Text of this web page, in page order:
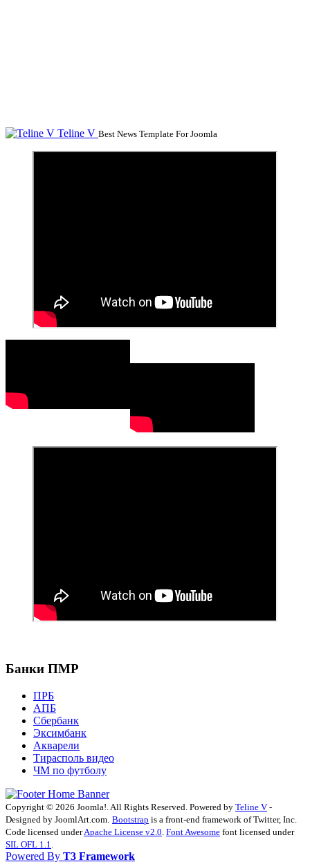
Teline V Best News Template For Joomla
Банки ПМР
ПРБ
АПБ
Сбербанк
Эксимбанк
Акварели
Тирасполь видео
ЧМ по футболу
Copyright © 2026 Joomla!. All Rights Reserved. Powered by Teline V -
Designed by JoomlArt.com. Bootstrap is a front-end framework of Twitter, Inc.
Code licensed underApache License v2.0 Font Awesome font licensed under
SIL OFL 1.1
Powered By T3 Framework